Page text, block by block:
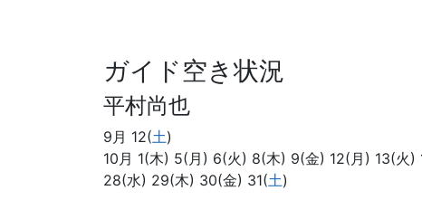
ガイド空き状況
平村尚也
9月 12(土)
10月 1(木) 5(月) 6(火) 8(木) 9(金) 12(月) 13(火)
28(水) 29(木) 30(金) 31(土)